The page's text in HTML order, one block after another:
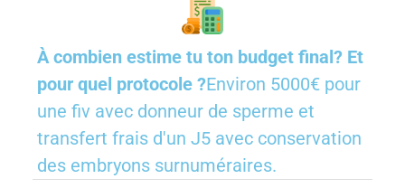
À combien estime tu ton budget final? Et
pour quel protocole ?Environ 5000€ pour
une fiv avec donneur de sperme et
transfert frais d'un J5 avec conservation
des embryons surnuméraires.